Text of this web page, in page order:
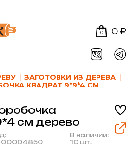
0 0 ₽
ЗАГОТОВКИ ИЗ ДЕРЕВА
КВАДРАТ 9*9*4 СМ
см дерево
00004850
В наличии:
10 шт.